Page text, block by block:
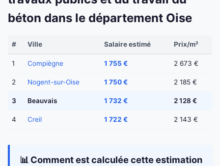
béton dans le département Oise
# Ville Salaire estimé Prix/m²
1 Compiègne 1 755 € 2 673 €
2 Nogent-sur-Oise 1 750 € 2 185 €
3 Beauvais 1 732 € 2 128 €
4 Creil 1 722 € 2 143 €
📊 Comment est calculée cette estimation